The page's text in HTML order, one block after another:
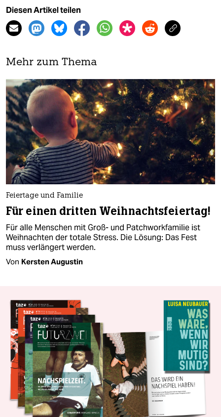
Diesen Artikel teilen
Mehr zum Thema
Feiertage und Familie
Für einen dritten Weihnachtsfeiertag!
Für alle Menschen mit Groß- und Patchworkfamilie ist
Weihnachten der totale Stress. Die Lösung: Das Fest
muss verlängert werden.
Von Kersten Augustin